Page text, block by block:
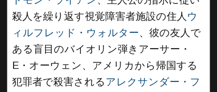
殺人を繰り返す視覚障害者施設の住人 ウ
ィルフレッド・ウォルター、彼の友人で
ある盲目のバイオリン弾きアーサー・
E・オーウェン、アメリカから帰国する
犯罪者で殺害される アレクサンダー・フ